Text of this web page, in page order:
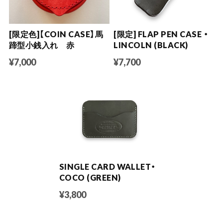
[限定色]【COIN CASE】馬
蹄型小銭入れ 赤
¥7,000
[限定] FLAP PEN CASE ・
LINCOLN (BLACK)
¥7,700
SINGLE CARD WALLET・
COCO (GREEN)
¥3,800